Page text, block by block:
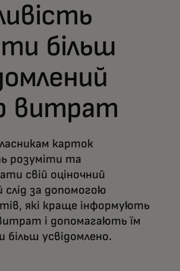
більш
витрат
карток
розуміти та
свій оціночний
слід за допомогою
які краще інформують
і допомагають їм
усвідомлено.